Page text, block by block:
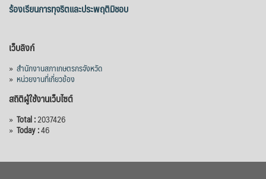
ร้องเรียนการทุจริตและประพฤติมิชอบ
เว็บลิงก์
» สำนักงานสภาเกษตรกรจังหวัด
» หน่วยงานที่เกี่ยวข้อง
สถิติผู้ใช้งานเว็บไซต์
» Total :2037426
» Today :46